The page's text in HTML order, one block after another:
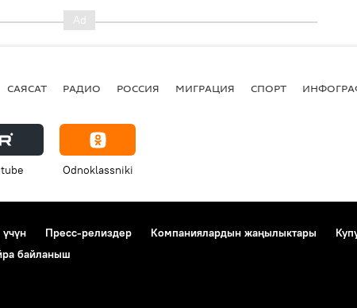
САЯСАТ РАДИО РОССИЯ МИГРАЦИЯ СПОРТ
Odnoklassniki
Пресс-релиздер Компаниялардын жаңылыктары
байланыш